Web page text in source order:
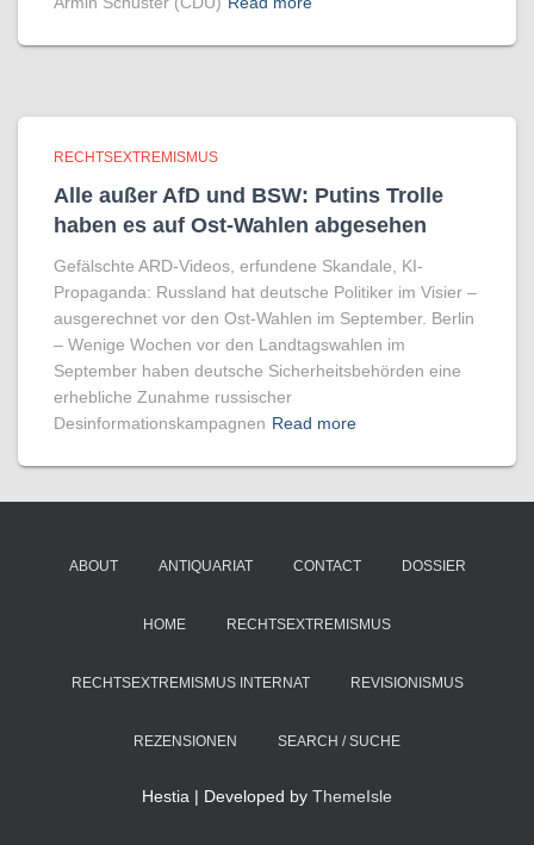
RECHTSEXTREMISMUS
Alle außer AfD und BSW: Putins Trolle
haben es auf Ost-Wahlen abgesehen
Gefälschte ARD-Videos, erfundene Skandale, KI-
Propaganda: Russland hat deutsche Politiker im Visier –
ausgerechnet vor den Ost-Wahlen im September. Berlin
– Wenige Wochen vor den Landtagswahlen im
September haben deutsche Sicherheitsbehörden eine
erhebliche Zunahme russischer
Desinformationskampagnen Read more
ABOUT ANTIQUARIAT CONTACT DOSSIER
HOME RECHTSEXTREMISMUS
RECHTSEXTREMISMUS INTERNAT REVISIONISMUS
REZENSIONEN SEARCH / SUCHE
Hestia | Developed by ThemeIsle